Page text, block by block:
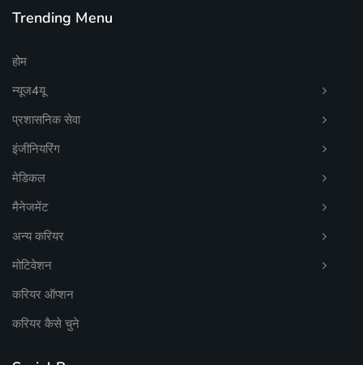
Trending Menu
होम
न्यूज4यू
प्रशासनिक सेवा
इंजीनियरिंग
मेडिकल
मैनेजमेंट
अन्य करियर
मोटिवेशन
करियर ऑप्शन
करियर कैसे चुने